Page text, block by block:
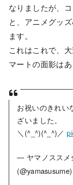
なりましたが、
と、アニメグッ
ます。
これはこれで、
マートの面影はあ
お祝いのきれい
ざいました。
＼(^_^)(^_^)／
— ヤマノススメ
(@yamasusume)